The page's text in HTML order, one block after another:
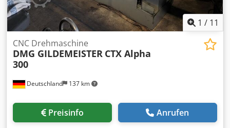
1 / 11
Deutschland 137 km
CNC Drehmaschine
DMG GILDEMEISTER CTX Alpha
300
Preisinfo Anrufen